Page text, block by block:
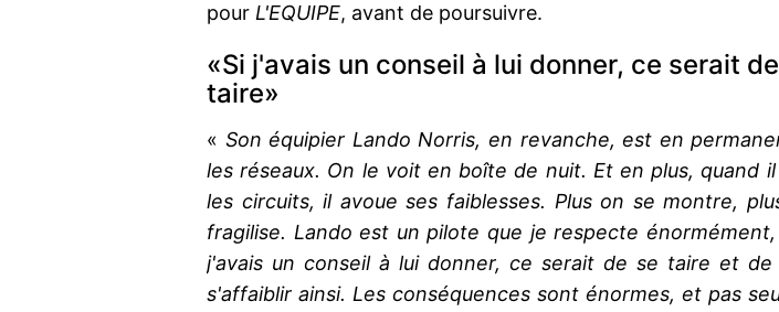
pour L'EQUIPE, avant de poursuivre.
«Si j'avais un conseil à lui donner, ce serait
taire»
« Son équipier Lando Norris, en revanche, est en
les réseaux. On le voit en boîte de nuit. Et en plus, quand
les circuits, il avoue ses faiblesses. Plus on se montre,
fragilise. Lando est un pilote que je respecte énormément,
j'avais un conseil à lui donner, ce serait de se taire et de
s'affaiblir ainsi. Les conséquences sont énormes, et pas